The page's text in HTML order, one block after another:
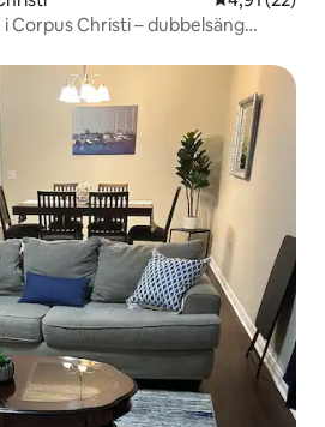
Corpus Christi – dubbelsäng